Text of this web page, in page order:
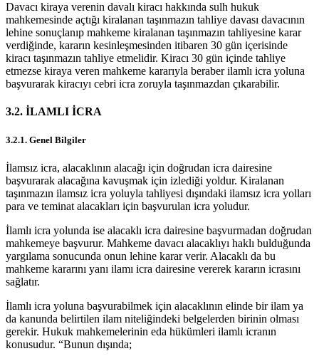
Davacı kiraya verenin davalı kiracı hakkında sulh hukuk
mahkemesinde açtığı kiralanan taşınmazın tahliye davası davacının
lehine sonuçlanıp mahkeme kiralanan taşınmazın tahliyesine karar
verdiğinde, kararın kesinleşmesinden itibaren 30 gün içerisinde
kiracı taşınmazın tahliye etmelidir. Kiracı 30 gün içinde tahliye
etmezse kiraya veren mahkeme kararıyla beraber ilamlı icra yoluna
başvurarak kiracıyı cebri icra zoruyla taşınmazdan çıkarabilir.
3.2. İLAMLI İCRA
3.2.1. Genel Bilgiler
İlamsız icra, alacaklının alacağı için doğrudan icra dairesine
başvurarak alacağına kavuşmak için izlediği yoldur. Kiralanan
taşınmazın ilamsız icra yoluyla tahliyesi dışındaki ilamsız icra yolları
para ve teminat alacakları için başvurulan icra yoludur.
İlamlı icra yolunda ise alacaklı icra dairesine başvurmadan doğrudan
mahkemeye başvurur. Mahkeme davacı alacaklıyı haklı bulduğunda
yargılama sonucunda onun lehine karar verir. Alacaklı da bu
mahkeme kararını yanı ilamı icra dairesine vererek kararın icrasını
sağlatır.
İlamlı icra yoluna başvurabilmek için alacaklının elinde bir ilam ya
da kanunda belirtilen ilam niteliğindeki belgelerden birinin olması
gerekir. Hukuk mahkemelerinin eda hükümleri ilamlı icranın
konusudur. “Bunun dışında;